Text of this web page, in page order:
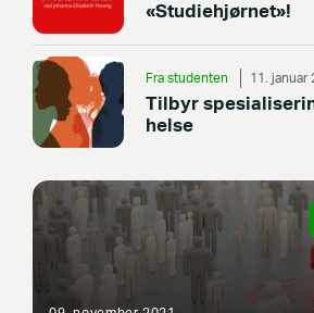
«Studiehjørnet»!
Fra studenten 11. januar
Tilbyr
helse